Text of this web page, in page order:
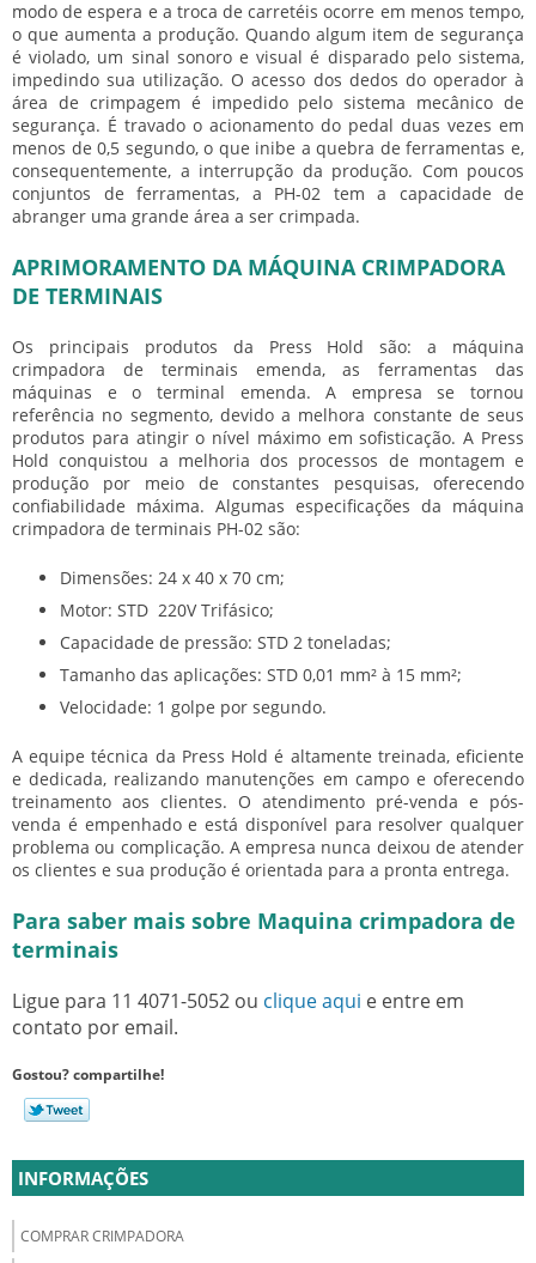
modo de espera e a troca de carretéis ocorre em menos tempo,
o que aumenta a produção. Quando algum item de segurança
é violado, um sinal sonoro e visual é disparado pelo sistema,
impedindo sua utilização. O acesso dos dedos do operador à
área de crimpagem é impedido pelo sistema mecânico de
segurança. É travado o acionamento do pedal duas vezes em
menos de 0,5 segundo, o que inibe a quebra de ferramentas e,
consequentemente, a interrupção da produção. Com poucos
conjuntos de ferramentas, a PH-02 tem a capacidade de
abranger uma grande área a ser crimpada.
APRIMORAMENTO DA MÁQUINA CRIMPADORA
DE TERMINAIS
Os principais produtos da Press Hold são: a máquina
crimpadora de terminais emenda, as ferramentas das
máquinas e o terminal emenda. A empresa se tornou
referência no segmento, devido a melhora constante de seus
produtos para atingir o nível máximo em sofisticação. A Press
Hold conquistou a melhoria dos processos de montagem e
produção por meio de constantes pesquisas, oferecendo
confiabilidade máxima. Algumas especificações da máquina
crimpadora de terminais PH-02 são:
Dimensões: 24 x 40 x 70 cm;
Motor: STD 220V Trifásico;
Capacidade de pressão: STD 2 toneladas;
Tamanho das aplicações: STD 0,01 mm² à 15 mm²;
Velocidade: 1 golpe por segundo.
A equipe técnica da Press Hold é altamente treinada, eficiente
e dedicada, realizando manutenções em campo e oferecendo
treinamento aos clientes. O atendimento pré-venda e pós-
venda é empenhado e está disponível para resolver qualquer
problema ou complicação. A empresa nunca deixou de atender
os clientes e sua produção é orientada para a pronta entrega.
Para saber mais sobre Maquina crimpadora de
terminais
Ligue para 11 4071-5052 ou clique aqui e entre em
contato por email.
Gostou? compartilhe!
INFORMAÇÕES
COMPRAR CRIMPADORA